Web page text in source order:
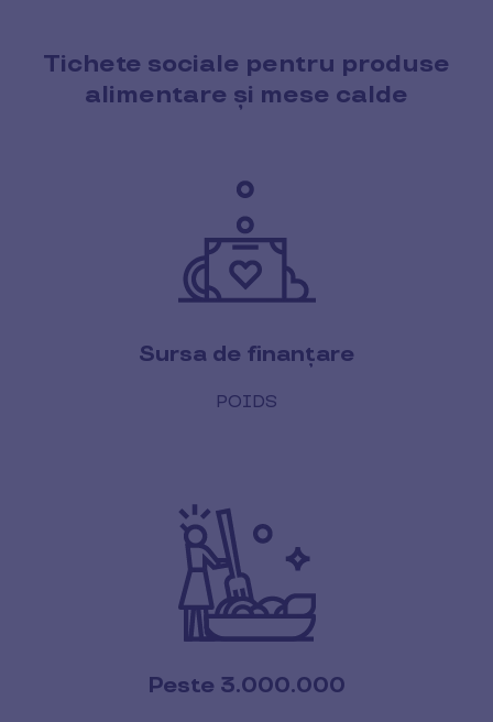
Tichete sociale pentru produse
alimentare și mese calde
Sursa de finanțare
POIDS
Peste 3.000.000